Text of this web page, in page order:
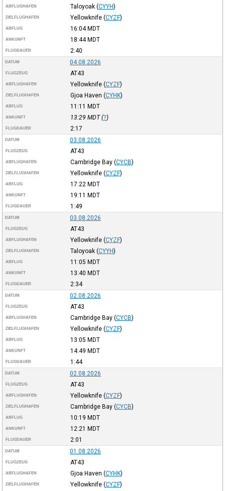
ABFLUGHAFEN Taloyoak (CYYH)
ZIELFLUGHAFEN Yellowknife (CYZF)
ABFLUG 16:04 MDT
ANKUNFT 18:44 MDT
FLUGDAUER 2:40
DATUM 04.08.2026
FLUGZEUG AT43
ABFLUGHAFEN Yellowknife (CYZF)
ZIELFLUGHAFEN Gjoa Haven (CYHK)
ABFLUG 11:11 MDT
ANKUNFT 13:29 MDT(?)
FLUGDAUER 2:17
DATUM 03.08.2026
FLUGZEUG AT43
ABFLUGHAFEN Cambridge Bay (CYCB)
ZIELFLUGHAFEN Yellowknife (CYZF)
ABFLUG 17:22 MDT
ANKUNFT 19:11 MDT
FLUGDAUER 1:49
DATUM 03.08.2026
FLUGZEUG AT43
ABFLUGHAFEN Yellowknife (CYZF)
ZIELFLUGHAFEN Taloyoak (CYYH)
ABFLUG 11:05 MDT
ANKUNFT 13:40 MDT
FLUGDAUER 2:34
DATUM 02.08.2026
FLUGZEUG AT43
ABFLUGHAFEN Cambridge Bay (CYCB)
ZIELFLUGHAFEN Yellowknife (CYZF)
ABFLUG 13:05 MDT
ANKUNFT 14:49 MDT
FLUGDAUER 1:44
DATUM 02.08.2026
FLUGZEUG AT43
ABFLUGHAFEN Yellowknife (CYZF)
ZIELFLUGHAFEN Cambridge Bay (CYCB)
ABFLUG 10:19 MDT
ANKUNFT 12:21 MDT
FLUGDAUER 2:01
DATUM 01.08.2026
FLUGZEUG AT43
ABFLUGHAFEN Gjoa Haven (CYHK)
ZIELFLUGHAFEN Yellowknife (CYZF)